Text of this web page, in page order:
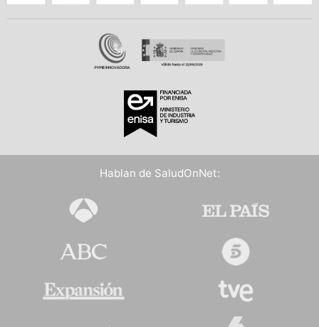
Hablan de SaludOnNet: